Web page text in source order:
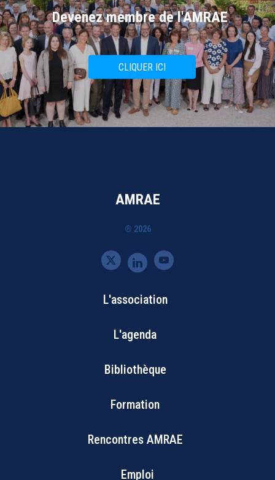
Devenez membre de l'AMRAE
CLIQUER ICI
AMRAE
® 2026
Bottom
Footer
Menu
L'association
L'agenda
Bibliothèque
Formation
Rencontres AMRAE
Emploi